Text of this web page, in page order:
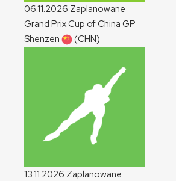
06.11.2026 Zaplanowane
Grand Prix Cup of China GP
Shenzen
(CHN)
13.11.2026 Zaplanowane